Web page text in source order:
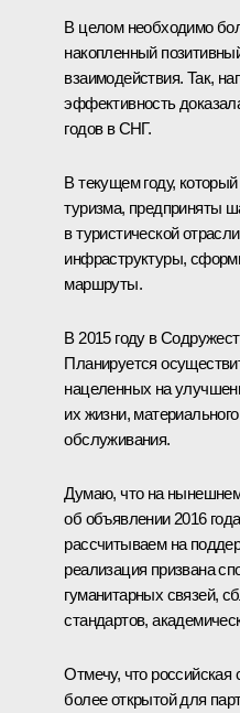
В целом необходимо
накопленный
взаимодействия. Так,
эффективность
годов в СНГ.
В текущем году,
туризма, предприняты
в туристической
инфраструктуры,
маршруты.
В 2015 году в
Планируется
нацеленных на
их жизни,
обслуживания.
Думаю, что на
об объявлении 2016
рассчитываем на
реализация призвана
гуманитарных связей,
стандартов,
Отмечу, что российская
более открытой для